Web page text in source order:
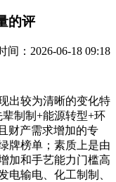
的评
间：2026-06-18 09:18
较为清晰的变化特
制制+能源转型+环
财产需求增加的专
牌榜单；素质上是由
加和手艺能力门槛高
电输电、化工制制、